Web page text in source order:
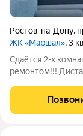
Ростов-на-Дону,
ЖК «Маршал», 3
Сдаётся 2-х
ремонтом!!!
системы